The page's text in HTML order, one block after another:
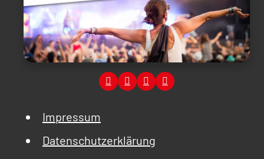
Impressum
Datenschutzerklärung